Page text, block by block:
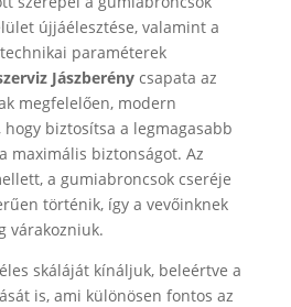
újjáélesztése, valamint a
paraméterek
Jászberény csapata az
megfelelően, modern
hogy biztosítsa a legmagasabb
maximális biztonságot. Az
a gumiabroncsok cseréje
történik, így a vevőinknek
várakozniuk.
skáláját kínáljuk, beleértve a
is, ami különösen fontos az